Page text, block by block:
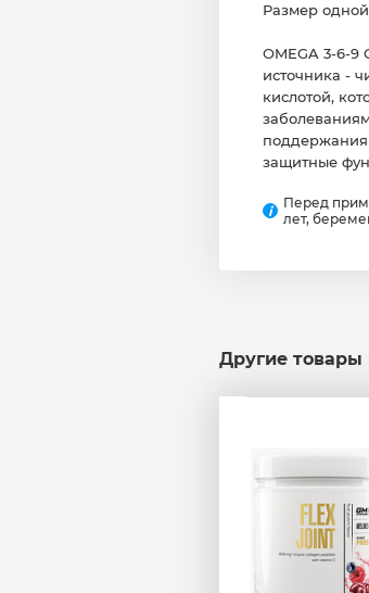
Размер
ОMEGA 3-6-9
источника -
кислотой,
поддержания
защитные
i
Перед
лет,
Другие товары